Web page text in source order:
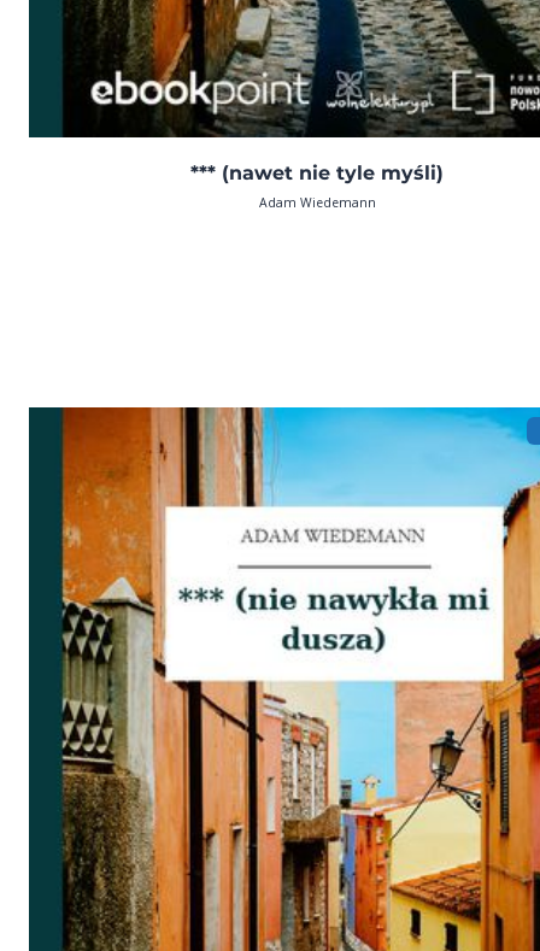
*** (nawet nie tyle myśli)
Adam Wiedemann